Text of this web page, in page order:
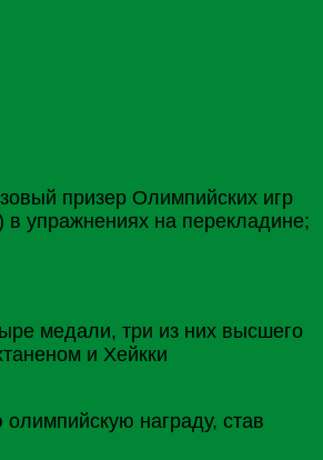
призер Олимпийских игр
упражнениях на перекладине;
медали, три из них высшего
и Хейкки
награду, став